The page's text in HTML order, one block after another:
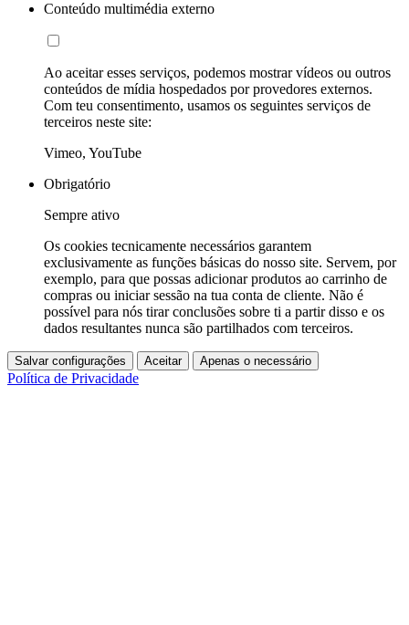
Conteúdo multimédia externo
Ao aceitar esses serviços, podemos mostrar vídeos ou outros
conteúdos de mídia hospedados por provedores externos.
Com teu consentimento, usamos os seguintes serviços de
terceiros neste site:
Vimeo, YouTube
Obrigatório
Sempre ativo
Os cookies tecnicamente necessários garantem
exclusivamente as funções básicas do nosso site. Servem, por
exemplo, para que possas adicionar produtos ao carrinho de
compras ou iniciar sessão na tua conta de cliente. Não é
possível para nós tirar conclusões sobre ti a partir disso e os
dados resultantes nunca são partilhados com terceiros.
Salvar configurações Aceitar Apenas o necessário
Política de Privacidade